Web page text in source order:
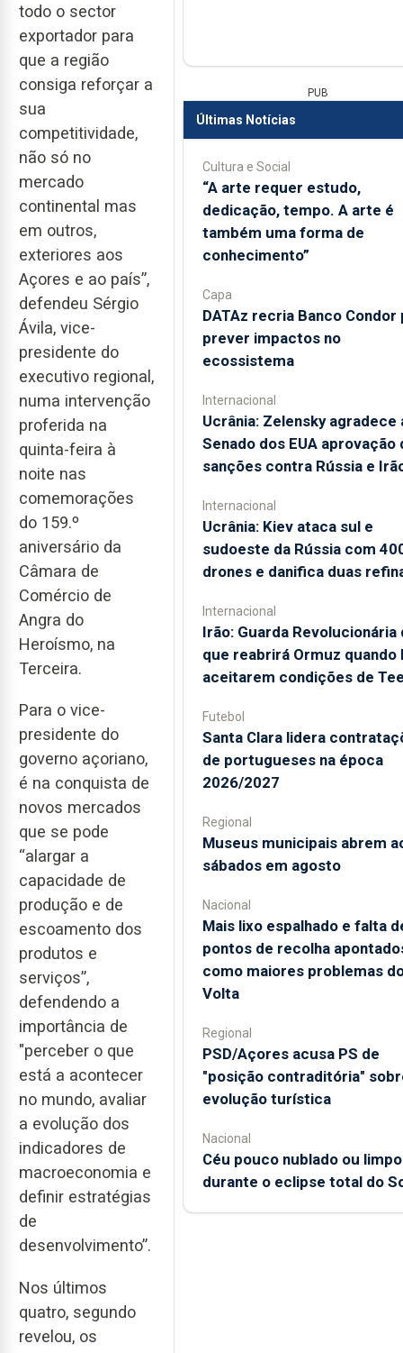
todo o sector
exportador para
que a região
consiga reforçar a
sua
competitividade,
não só no
mercado
continental mas
em outros,
exteriores aos
Açores e ao país”,
defendeu Sérgio
Ávila, vice-
presidente do
executivo regional,
numa intervenção
proferida na
quinta-feira à
noite nas
comemorações
do 159.º
aniversário da
Câmara de
Comércio de
Angra do
Heroísmo, na
Terceira.
Para o vice-
presidente do
governo açoriano,
é na conquista de
novos mercados
que se pode
“alargar a
capacidade de
produção e de
escoamento dos
produtos e
serviços”,
defendendo a
importância de
"perceber o que
está a acontecer
no mundo, avaliar
a evolução dos
indicadores de
macroeconomia e
definir estratégias
de
desenvolvimento”.
Nos últimos
quatro, segundo
revelou, os
PUB
Últimas Notícias
Cultura e Social
“A arte requer estudo,
dedicação, tempo. A arte é
também uma forma de
conhecimento”
Capa
DATAz recria Banco Condor
prever impactos no
ecossistema
Internacional
Ucrânia: Zelensky agradece
Senado dos EUA aprovação
sanções contra Rússia e
Internacional
Ucrânia: Kiev ataca sul e
sudoeste da Rússia com
drones e danifica duas
Internacional
Irão: Guarda Revolucionária
que reabrirá Ormuz quando
aceitarem condições de
Futebol
Santa Clara lidera
de portugueses na época
2026/2027
Regional
Museus municipais abrem
sábados em agosto
Nacional
Mais lixo espalhado e falta
pontos de recolha
como maiores problemas
Volta
Regional
PSD/Açores acusa PS de
"posição contraditória"
evolução turística
Nacional
Céu pouco nublado ou limpo
durante o eclipse total do